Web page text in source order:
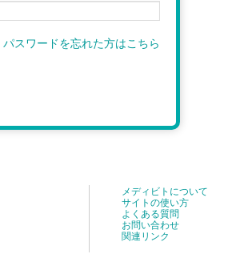
パスワードを忘れた方はこちら
メディビトについて
サイトの使い方
よくある質問
お問い合わせ
関連リンク